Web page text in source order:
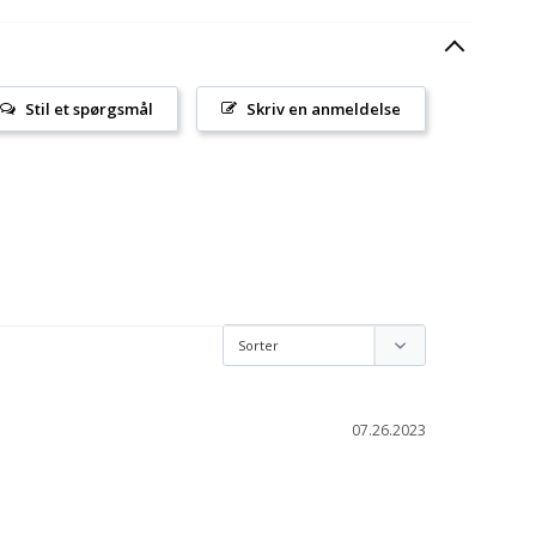
Skriv en anmeldelse
Stil et spørgsmål
07.26.2023